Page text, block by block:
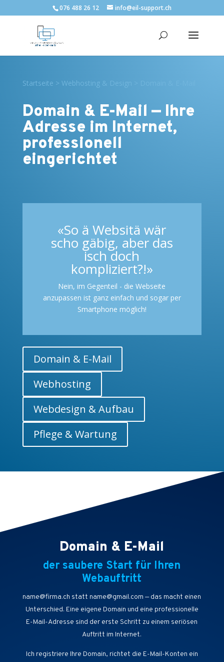
076 488 26 12 info@eil-support.ch
Startseite > Webhosting & Design
Domain & E-Mail — Ihre
Adresse im Internet,
professionell
eingerichtet
«So ä Websitä wär
scho gäbig, aber das
isch doch
kompliziert?!»
Nein, im Gegenteil - die Webseite
anzupassen ist ganz einfach und sogar per
Smartphone möglich!
Domain & E-Mail
Webhosting
Webdesign & Aufbau
Pflege & Wartung
Domain & E-Mail
der saubere Start für Ihren
Webauftritt
name@firma.ch statt name@gmail.com — das macht einen
Unterschied. Eine eigene Domain und eine professionelle
E-Mail-Adresse sind der erste Schritt zu einem seriösen
Auftritt im Internet.
Ich registriere Ihre Domain, richtet die E-Mail-Konten ein